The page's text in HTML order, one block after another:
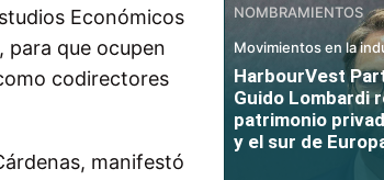
Económicos
para que ocupen
codirectores
manifestó
NOMBRAMIENTOS
Movimientos en la
HarbourVest
Guido Lombardi
patrimonio
y el sur de